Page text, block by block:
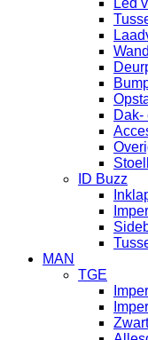
Led
Dak-
ID Buzz
MAN
TGE